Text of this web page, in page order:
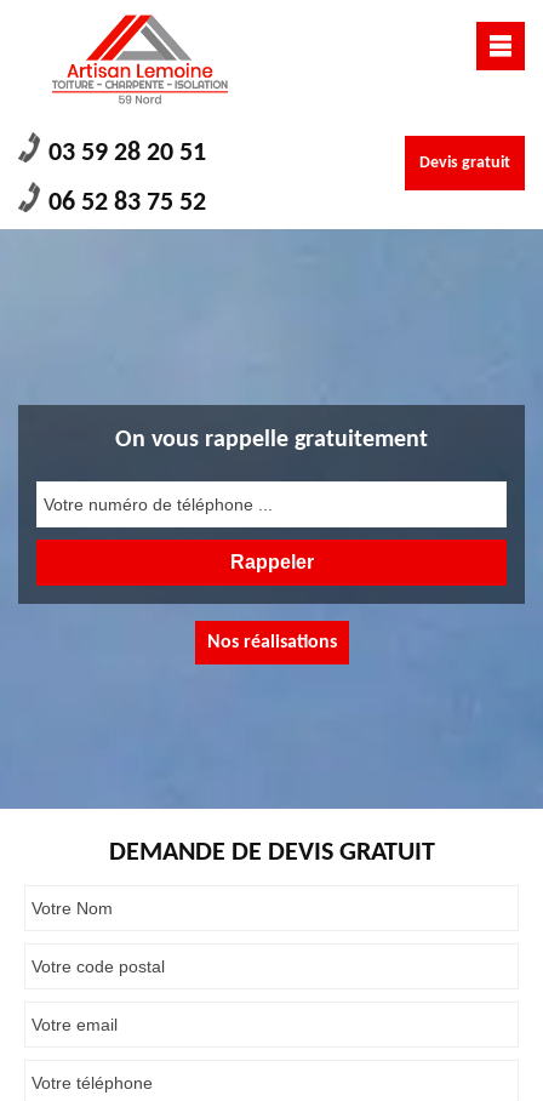
03 59 28 20 51
06 52 83 75 52
Devis gratuit
On vous rappelle gratuitement
Nos réalisations
DEMANDE DE DEVIS GRATUIT